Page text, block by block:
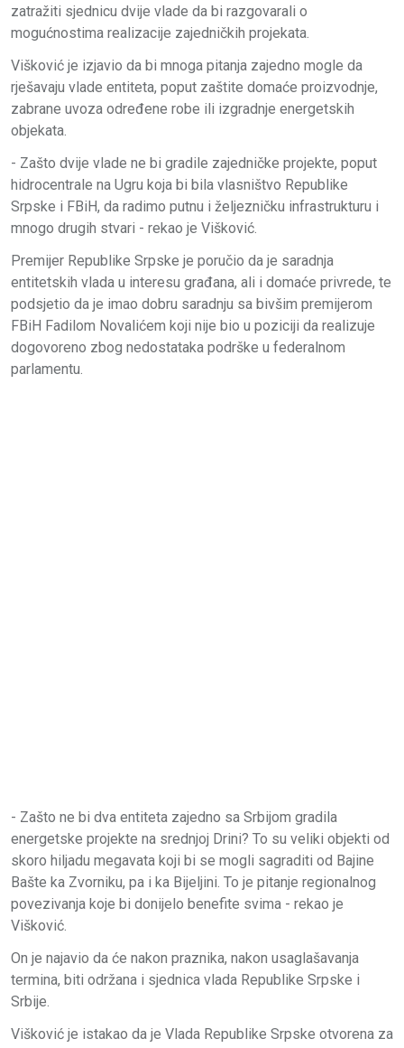
zatražiti sjednicu dvije vlade da bi razgovarali o
mogućnostima realizacije zajedničkih projekata.
Višković je izjavio da bi mnoga pitanja zajedno mogle da
rješavaju vlade entiteta, poput zaštite domaće proizvodnje,
zabrane uvoza određene robe ili izgradnje energetskih
objekata.
- Zašto dvije vlade ne bi gradile zajedničke projekte, poput
hidrocentrale na Ugru koja bi bila vlasništvo Republike
Srpske i FBiH, da radimo putnu i željezničku infrastrukturu i
mnogo drugih stvari - rekao je Višković.
Premijer Republike Srpske je poručio da je saradnja
entitetskih vlada u interesu građana, ali i domaće privrede, te
podsjetio da je imao dobru saradnju sa bivšim premijerom
FBiH Fadilom Novalićem koji nije bio u poziciji da realizuje
dogovoreno zbog nedostataka podrške u federalnom
parlamentu.
- Zašto ne bi dva entiteta zajedno sa Srbijom gradila
energetske projekte na srednjoj Drini? To su veliki objekti od
skoro hiljadu megavata koji bi se mogli sagraditi od Bajine
Bašte ka Zvorniku, pa i ka Bijeljini. To je pitanje regionalnog
povezivanja koje bi donijelo benefite svima - rekao je
Višković.
On je najavio da će nakon praznika, nakon usaglašavanja
termina, biti održana i sjednica vlada Republike Srpske i
Srbije.
Višković je istakao da je Vlada Republike Srpske otvorena za